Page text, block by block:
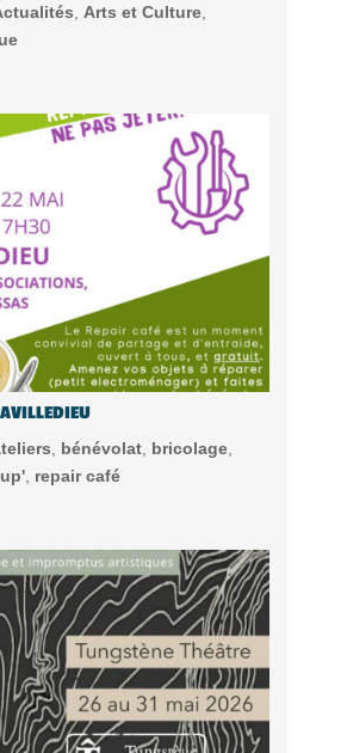
Arts et Culture,
bénévolat, bricolage,
, repair café